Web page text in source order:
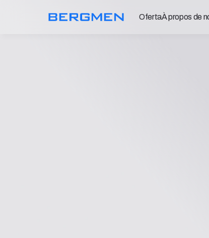
OfertaÀ propos de